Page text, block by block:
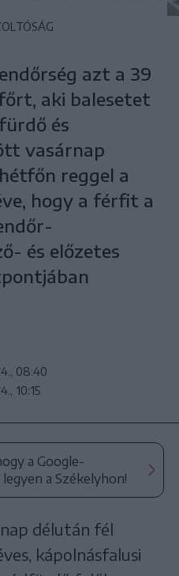
azt a 39
aki balesetet
és
vasárnap
reggel a
hogy a férfit a
és előzetes
08:40
10:15
a Google-
a Székelyhon!
délután fél
kápolnásfalusi